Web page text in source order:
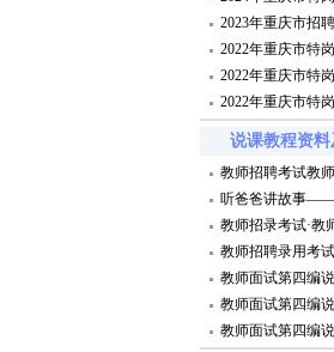
2023年重庆市招
2022年重庆市特
2022年重庆市特
2022年重庆市特
说课教程资
教师招聘考试教
听爸爸讲故事——
教师招录考试·教
教师招聘录用考
教师面试第四编
教师面试第四编
教师面试第四编